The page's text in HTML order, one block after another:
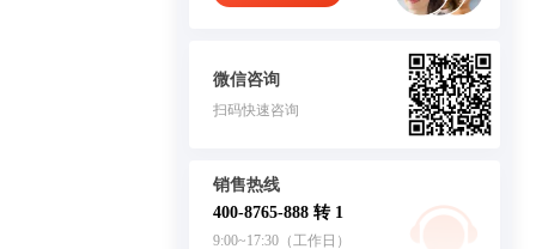
微信咨询
扫码快速咨询
销售热线
400-8765-888 转 1
9:00~17:30（工作日）